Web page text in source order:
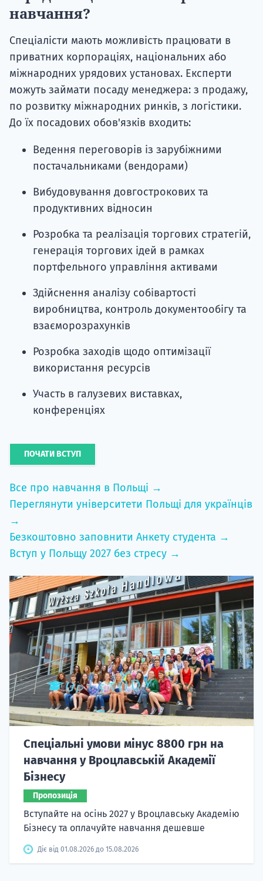
навчання?
Спеціалісти мають можливість працювати в
приватних корпораціях, національних або
міжнародних урядових установах. Експерти
можуть займати посаду менеджера: з продажу,
по розвитку міжнародних ринків, з логістики.
До їх посадових обов'язків входить:
Ведення переговорів із зарубіжними
постачальниками (вендорами)
Вибудовування довгострокових та
продуктивних відносин
Розробка та реалізація торгових стратегій,
генерація торгових ідей в рамках
портфельного управління активами
Здійснення аналізу собівартості
виробництва, контроль документообігу та
взаєморозрахунків
Розробка заходів щодо оптимізації
використання ресурсів
Участь в галузевих виставках,
конференціях
ПОЧАТИ ВСТУП
Все про навчання в Польщі →
Переглянути університети Польщі для українців
→
Безкоштовно заповнити Анкету студента →
Вступ у Польщу 2027 без стресу →
Спеціальні умови мінус 8800 грн на
навчання у Вроцлавській Академії
Бізнесу
Пропозиція
Вступайте на осінь 2027 у Вроцлавську Академію
Бізнесу та оплачуйте навчання дешевше
Діє від 01.08.2026 до 15.08.2026